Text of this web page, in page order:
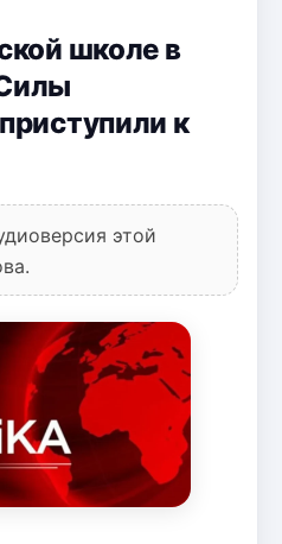
школе в
к
этой